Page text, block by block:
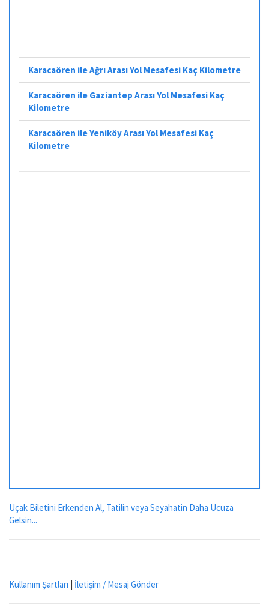
Karacaören ile Ağrı Arası Yol Mesafesi Kaç Kilometre
Karacaören ile Gaziantep Arası Yol Mesafesi Kaç
Kilometre
Karacaören ile Yeniköy Arası Yol Mesafesi Kaç
Kilometre
Uçak Biletini Erkenden Al, Tatilin veya Seyahatin Daha Ucuza
Gelsin...
Kullanım Şartları | İletişim / Mesaj Gönder